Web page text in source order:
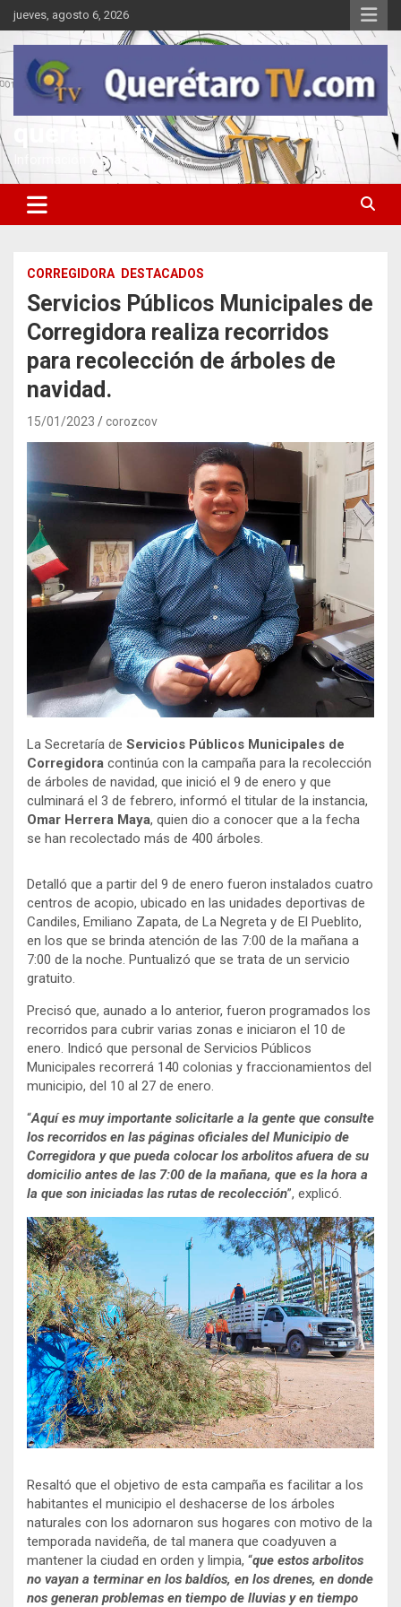
Saltar
al
contenido
jueves, agosto 6, 2026
queretarotv
Información y entretenimiento
CORREGIDORA DESTACADOS
Servicios Públicos Municipales de
Corregidora realiza recorridos
para recolección de árboles de
navidad.
15/01/2023 corozcov
La Secretaría de Servicios Públicos Municipales de
Corregidora continúa con la campaña para la recolección
de árboles de navidad, que inició el 9 de enero y que
culminará el 3 de febrero, informó el titular de la instancia,
Omar Herrera Maya, quien dio a conocer que a la fecha
se han recolectado más de 400 árboles.
Detalló que a partir del 9 de enero fueron instalados cuatro
centros de acopio, ubicado en las unidades deportivas de
Candiles, Emiliano Zapata, de La Negreta y de El Pueblito,
en los que se brinda atención de las 7:00 de la mañana a
7:00 de la noche. Puntualizó que se trata de un servicio
gratuito.
Precisó que, aunado a lo anterior, fueron programados los
recorridos para cubrir varias zonas e iniciaron el 10 de
enero. Indicó que personal de Servicios Públicos
Municipales recorrerá 140 colonias y fraccionamientos del
municipio, del 10 al 27 de enero.
“Aquí es muy importante solicitarle a la gente que consulte
los recorridos en las páginas oficiales del Municipio de
Corregidora y que pueda colocar los arbolitos afuera de su
domicilio antes de las 7:00 de la mañana, que es la hora a
la que son iniciadas las rutas de recolección”, explicó.
Resaltó que el objetivo de esta campaña es facilitar a los
habitantes el municipio el deshacerse de los árboles
naturales con los adornaron sus hogares con motivo de la
temporada navideña, de tal manera que coadyuven a
mantener la ciudad en orden y limpia, “que estos arbolitos
no vayan a terminar en los baldíos, en los drenes, en donde
nos generan problemas en tiempo de lluvias y en tiempo